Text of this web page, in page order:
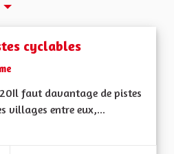
cyclables
faut davantage de pistes
villages entre eux,...
catégorie : Autres